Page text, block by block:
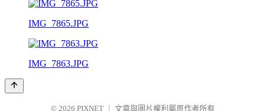
IMG_7865.JPG
IMG_7863.JPG
© 2026 PIXNET 文章與圖片權利屬原作者所有